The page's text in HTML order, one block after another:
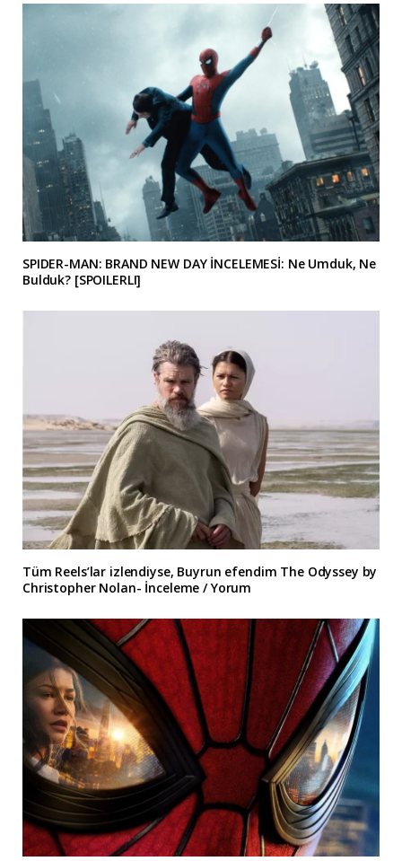
SPIDER-MAN: BRAND NEW DAY İNCELEMESİ: Ne Umduk, Ne
Bulduk? [SPOILERLI]
Tüm Reels’lar izlendiyse, Buyrun efendim The Odyssey by
Christopher Nolan- İnceleme / Yorum